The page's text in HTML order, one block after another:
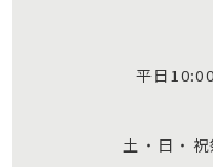
平日
土・日・